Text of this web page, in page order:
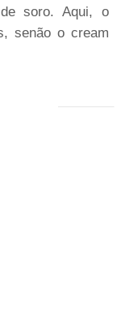
soro. Aqui, o
senão o cream